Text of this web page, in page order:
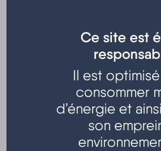
Transports -
Ce site est
Il est
consommer
d’énergie et
son